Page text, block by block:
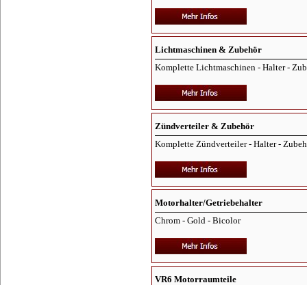
Lichtmaschinen & Zubehör
Komplette Lichtmaschinen - Halter -
Zündverteiler & Zubehör
Komplette Zündverteiler - Halter -
Motorhalter/Getriebehalter
Chrom - Gold - Bicolor
VR6 Motorraumteile